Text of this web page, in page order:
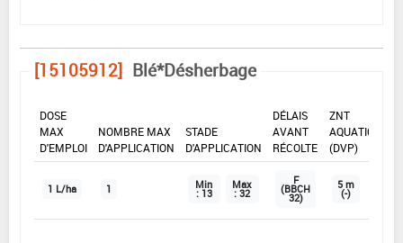
[15105912] Blé*Désherbage
DOSE
MAX
D'EMPLOI
NOMBRE MAX
D'APPLICATION
STADE
D'APPLICATION
DÉLAIS
AVANT
RÉCOLTE
ZNT
AQUATIQUE
(DVP)
1 L/ha 1 Min
: 13
Max
: 32
F
(BBCH
32)
5 m
(-)